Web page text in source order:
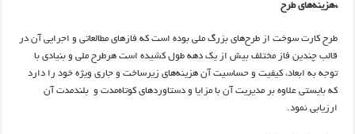
*هزینه‌های طرح
طرح کارت سوخت از طرح‌های بزرگ ملی بوده است که فازهای مطالعاتی و اجرایی آن در
قالب چندین فاز مختلف بیش از یک دهه طول کشیده است هرطرح ملی و بنیادی با
توجه به ابعاد، کیفیت و حساسیت آن هزینه‌های زیرساخت و جاری ویژه خود را دارد
که بایستی علاوه بر مدیریت آن با مزایا و دستاوردهای کوتاه‌مدت و بلندمدت آن
ارزیابی نمود.